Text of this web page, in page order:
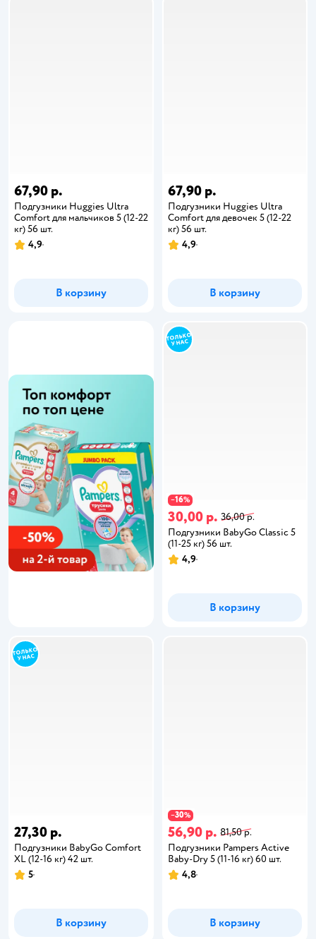
67,90 р.
Подгузники Huggies Ultra
Comfort для мальчиков 5 (12-22
кг) 56 шт.
4,9
В корзину
67,90 р.
Подгузники Huggies Ultra
Comfort для девочек 5 (12-22
кг) 56 шт.
4,9
В корзину
−16%
30,00 р. 36,00 р.
Подгузники BabyGo Classic 5
(11-25 кг) 56 шт.
4,9
В корзину
27,30 р.
Подгузники BabyGo Comfort
XL (12-16 кг) 42 шт.
5
В корзину
−30%
56,90 р. 81,50 р.
Подгузники Pampers Active
Baby-Dry 5 (11-16 кг) 60 шт.
4,8
В корзину